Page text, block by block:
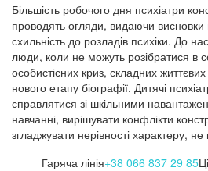
Більшість робочого дня психіатри
проводять огляди, видаючи висновки
схильність до розладів психіки. До
люди, коли не можуть розібратися в
особистісних криз, складних
нового етапу біографії. Дитячі
справлятися зі шкільними
навчанні, вирішувати конфлікти
згладжувати нерівності характеру,
Гаряча лінія+38 066 837 29 85